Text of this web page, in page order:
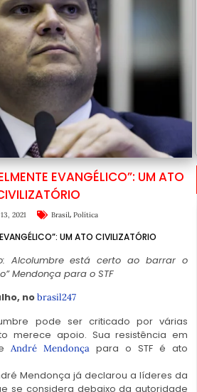
EVANGÉLICO”: UM ATO
2021 Brasil, Política
EVANGÉLICO”: UM ATO CIVILIZATÓRIO
Alcolumbre está certo ao barrar o
Mendonça para o STF
nobrasil247
pode ser criticado por várias
merece apoio. Sua resistência em
André Mendonça para o STF é ato
Mendonça já declarou a líderes da
se considera debaixo da autoridade